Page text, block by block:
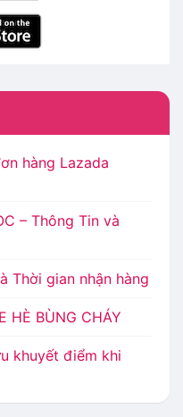
hàng Lazada
– Thông Tin và
Thời gian nhận hàng
HÈ BÙNG CHÁY
khuyết điểm khi